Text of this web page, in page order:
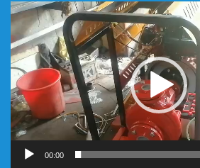
Trình
chơi
Video
00:00